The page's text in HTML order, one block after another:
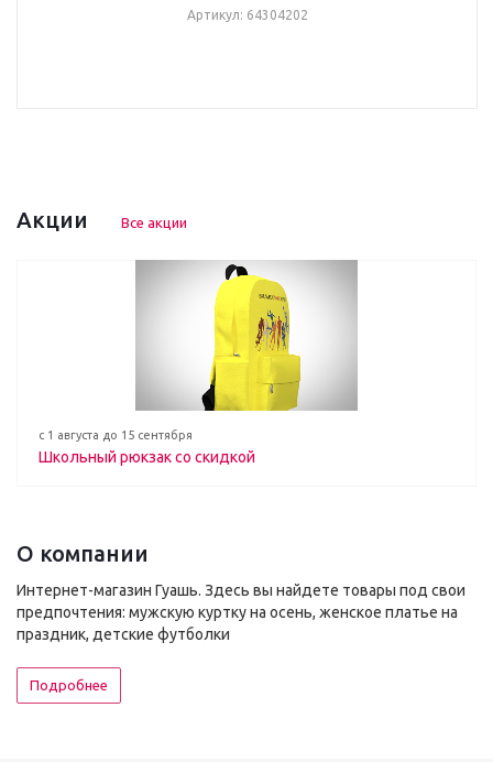
Артикул: 64304202
Акции Все акции
с 1 августа до 15 сентября
Школьный рюкзак со скидкой
О компании
Интернет-магазин Гуашь. Здесь вы найдете товары под свои
предпочтения: мужскую куртку на осень, женское платье на
праздник, детские футболки
Подробнее